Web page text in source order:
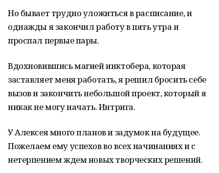
Но бывает трудно уложиться в расписание, и
однажды я закончил работу в пять утра и
проспал первые пары.
Вдохновившись магией инктобера, которая
заставляет меня работать, я решил бросить себе
вызов и закончить небольшой проект, который я
никак не могу начать. Интрига.
У Алексея много планов и задумок на будущее.
Пожелаем ему успехов во всех начинаниях и с
нетерпением ждем новых творческих решений.